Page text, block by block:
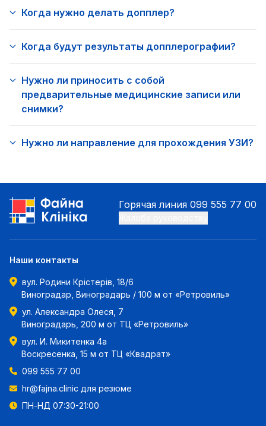
Когда нужно делать допплер?
Когда будут результаты допплерографии?
Нужно ли приносить с собой
предварительные медицинские записи или
снимки?
Нужно ли направление для прохождения УЗИ?
Горячая линия 099 555 77 00
Наши контакты
вул. Родини Крістерів, 18/6
Виноградар, Виноградарь / 100 м от «Ретровиль»
ул. Александра Олеся, 7
Виноградарь, 200 м от ТЦ «Ретровиль»
вул. И. Микитенка 4а
Воскресенка, 15 м от ТЦ «Квадрат»
099 555 77 00
hr@fajna.clinic для резюме
ПН-НД 07:30-21:00